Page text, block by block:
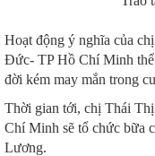
Hoạt động ý nghĩa của
Đức- TP Hồ Chí Minh
đời kém may mắn trong
Thời gian tới, chị Thái
Chí Minh sẽ tổ chức bữa
Lương.